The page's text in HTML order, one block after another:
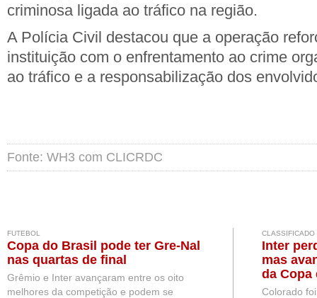
criminosa ligada ao tráfico na região.
A Polícia Civil destacou que a operação
instituição com o enfrentamento ao crime
ao tráfico e a responsabilização dos
Fonte: WH3 com CLICRDC
FUTEBOL
Copa do Brasil pode ter Gre-Nal
nas quartas de final
Grêmio e Inter avançaram entre os oito
melhores da competição e podem se
CLASSIFICADO
Inter
mas
da Copa
Colorado